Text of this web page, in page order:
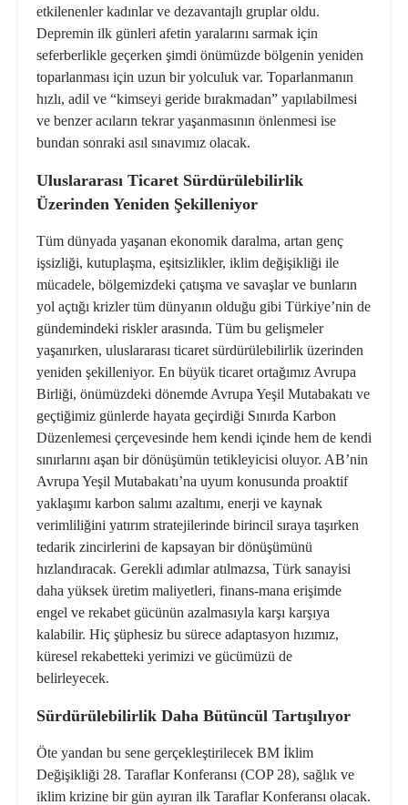
etkilenenler kadınlar ve dezavantajlı gruplar oldu.
Depremin ilk günleri afetin yaralarını sarmak için
seferberlikle geçerken şimdi önümüzde bölgenin yeniden
toparlanması için uzun bir yolculuk var. Toparlanmanın
hızlı, adil ve “kimseyi geride bırakmadan” yapılabilmesi
ve benzer acıların tekrar yaşanmasının önlenmesi ise
bundan sonraki asıl sınavımız olacak.
Uluslararası Ticaret Sürdürülebilirlik
Üzerinden Yeniden Şekilleniyor
Tüm dünyada yaşanan ekonomik daralma, artan genç
işsizliği, kutuplaşma, eşitsizlikler, iklim değişikliği ile
mücadele, bölgemizdeki çatışma ve savaşlar ve bunların
yol açtığı krizler tüm dünyanın olduğu gibi Türkiye’nin de
gündemindeki riskler arasında. Tüm bu gelişmeler
yaşanırken, uluslararası ticaret sürdürülebilirlik üzerinden
yeniden şekilleniyor. En büyük ticaret ortağımız Avrupa
Birliği, önümüzdeki dönemde Avrupa Yeşil Mutabakatı ve
geçtiğimiz günlerde hayata geçirdiği Sınırda Karbon
Düzenlemesi çerçevesinde hem kendi içinde hem de kendi
sınırlarını aşan bir dönüşümün tetikleyicisi oluyor. AB’nin
Avrupa Yeşil Mutabakatı’na uyum konusunda proaktif
yaklaşımı karbon salımı azaltımı, enerji ve kaynak
verimliliğini yatırım stratejilerinde birincil sıraya taşırken
tedarik zincirlerini de kapsayan bir dönüşümünü
hızlandıracak. Gerekli adımlar atılmazsa, Türk sanayisi
daha yüksek üretim maliyetleri, finans-mana erişimde
engel ve rekabet gücünün azalmasıyla karşı karşıya
kalabilir. Hiç şüphesiz bu sürece adaptasyon hızımız,
küresel rekabetteki yerimizi ve gücümüzü de
belirleyecek.
Sürdürülebilirlik Daha Bütüncül Tartışılıyor
Öte yandan bu sene gerçekleştirilecek BM İklim
Değişikliği 28. Taraflar Konferansı (COP 28), sağlık ve
iklim krizine bir gün ayıran ilk Taraflar Konferansı olacak.